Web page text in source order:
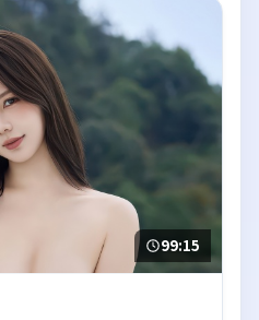
99:15